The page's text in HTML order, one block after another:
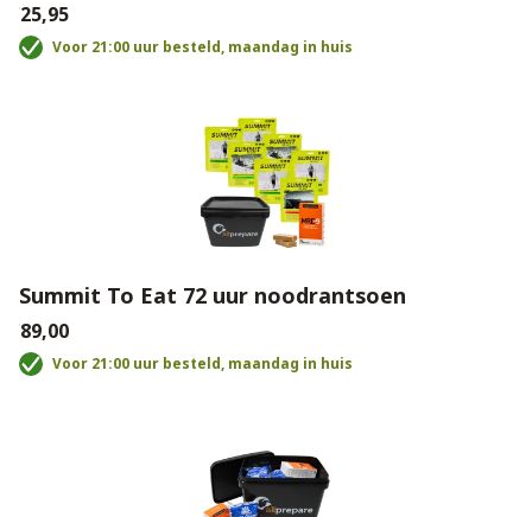
€25,95
Voor 21:00 uur besteld, maandag in huis
Summit To Eat 72 uur noodrantsoen
€89,00
Voor 21:00 uur besteld, maandag in huis